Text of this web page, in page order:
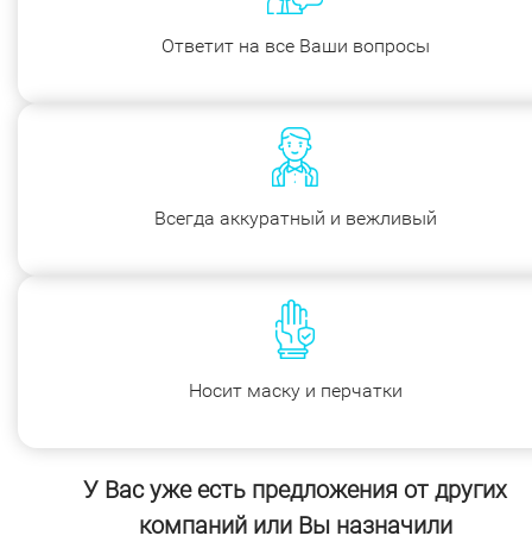
Ответит на все Ваши вопросы
Всегда аккуратный и вежливый
Носит маску и перчатки
У Вас уже есть предложения от других
компаний или Вы назначили